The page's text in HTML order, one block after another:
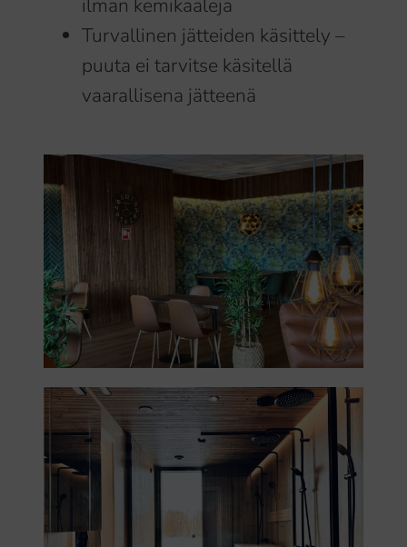
ilman kemikaaleja
Turvallinen jätteiden käsittely –
puuta ei tarvitse käsitellä
vaarallisena jätteenä